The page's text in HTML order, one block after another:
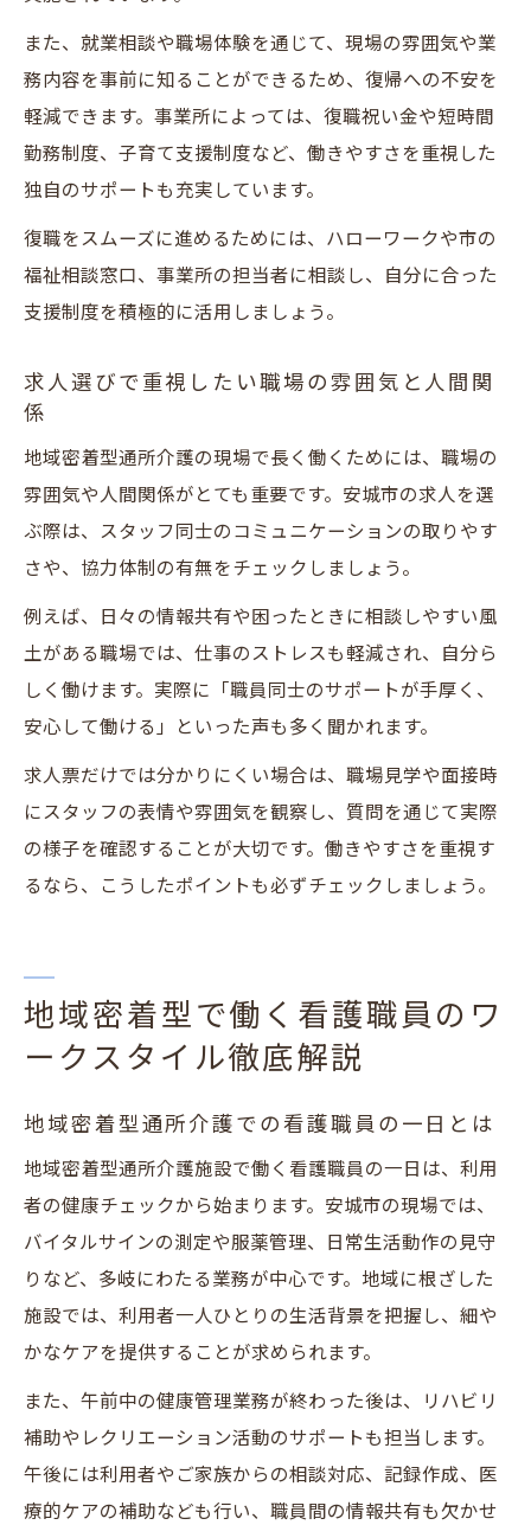
また、就業相談や職場体験を通じて、現場の雰囲気や業
務内容を事前に知ることができるため、復帰への不安を
軽減できます。事業所によっては、復職祝い金や短時間
勤務制度、子育て支援制度など、働きやすさを重視した
独自のサポートも充実しています。
復職をスムーズに進めるためには、ハローワークや市の
福祉相談窓口、事業所の担当者に相談し、自分に合った
支援制度を積極的に活用しましょう。
求人選びで重視したい職場の雰囲気と人間関
係
地域密着型通所介護の現場で長く働くためには、職場の
雰囲気や人間関係がとても重要です。安城市の求人を選
ぶ際は、スタッフ同士のコミュニケーションの取りやす
さや、協力体制の有無をチェックしましょう。
例えば、日々の情報共有や困ったときに相談しやすい風
土がある職場では、仕事のストレスも軽減され、自分ら
しく働けます。実際に「職員同士のサポートが手厚く、
安心して働ける」といった声も多く聞かれます。
求人票だけでは分かりにくい場合は、職場見学や面接時
にスタッフの表情や雰囲気を観察し、質問を通じて実際
の様子を確認することが大切です。働きやすさを重視す
るなら、こうしたポイントも必ずチェックしましょう。
地域密着型で働く看護職員のワ
ークスタイル徹底解説
地域密着型通所介護での看護職員の一日とは
地域密着型通所介護施設で働く看護職員の一日は、利用
者の健康チェックから始まります。安城市の現場では、
バイタルサインの測定や服薬管理、日常生活動作の見守
りなど、多岐にわたる業務が中心です。地域に根ざした
施設では、利用者一人ひとりの生活背景を把握し、細や
かなケアを提供することが求められます。
また、午前中の健康管理業務が終わった後は、リハビリ
補助やレクリエーション活動のサポートも担当します。
午後には利用者やご家族からの相談対応、記録作成、医
療的ケアの補助なども行い、職員間の情報共有も欠かせ